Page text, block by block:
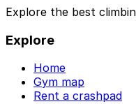
Explore the best
Explore
Home
Gym map
Rent a crashpad